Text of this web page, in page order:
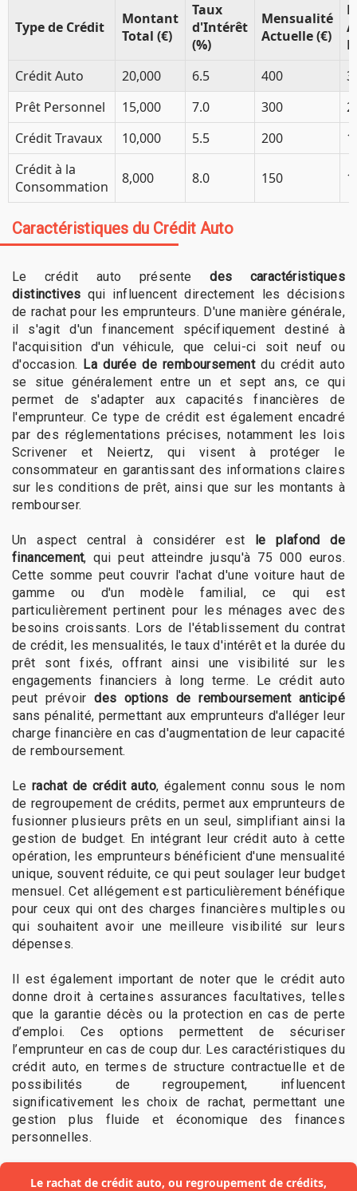
Type de Crédit
Montant
Total (€)
Taux
d'Intérêt
(%)
Mensualité
Actuelle (€)
Crédit Auto
20,000 6.5 400
Prêt Personnel
15,000 7.0 300
Crédit Travaux
10,000 5.5 200
Crédit à la
Consommation
8,000 8.0 150
Caractéristiques du Crédit Auto
Le crédit auto présentedes caractéristiques
distinctives qui influencent directement les décisions
de rachat pour les emprunteurs. D'une manière générale,
il s'agit d'un financement spécifiquement destiné à
l'acquisition d'un véhicule, que celui-ci soit neuf ou
d'occasion. La durée de remboursementdu crédit auto
se situe généralement entre un et sept ans, ce qui
permet de s'adapter aux capacités financières de
l'emprunteur. Ce type de crédit est également encadré
par des réglementations précises, notamment les lois
Scrivener et Neiertz, qui visent à protéger le
consommateur en garantissant des informations claires
sur les conditions de prêt, ainsi que sur les montants à
rembourser.
Un aspect central à considérer est
le plafond de
financement, qui peut atteindre jusqu'à 75 000 euros.
Cette somme peut couvrir l'achat d'une voiture haut de
gamme ou d'un modèle familial, ce qui est
particulièrement pertinent pour les ménages avec des
besoins croissants. Lors de l'établissement du contrat
de crédit, les mensualités, le taux d'intérêt et la durée du
prêt sont fixés, offrant ainsi une visibilité sur les
engagements financiers à long terme. Le crédit auto
peut prévoirdes options de remboursement anticipé
sans pénalité, permettant aux emprunteurs d'alléger leur
charge financière en cas d'augmentation de leur capacité
de remboursement.
Lerachat de crédit auto, également connu sous le nom
de regroupement de crédits, permet aux emprunteurs de
fusionner plusieurs prêts en un seul, simplifiant ainsi la
gestion de budget. En intégrant leur crédit auto à cette
opération, les emprunteurs bénéficient d'une mensualité
unique, souvent réduite, ce qui peut soulager leur budget
mensuel. Cet allégement est particulièrement bénéfique
pour ceux qui ont des charges financières multiples ou
qui souhaitent avoir une meilleure visibilité sur leurs
dépenses.
Il est également important de noter que le crédit auto
donne droit à certaines assurances facultatives, telles
que la garantie décès ou la protection en cas de perte
d’emploi. Ces options permettent de sécuriser
l’emprunteur en cas de coup dur. Les caractéristiques du
crédit auto, en termes de structure contractuelle et de
possibilités de regroupement, influencent
significativement les choix de rachat, permettant une
gestion plus fluide et économique des finances
personnelles.
Le rachat de crédit auto, ou regroupement de crédits,